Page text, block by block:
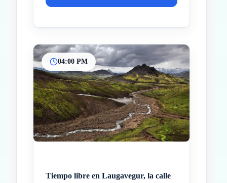
04:00 PM
Tiempo libre en Laugavegur, la calle